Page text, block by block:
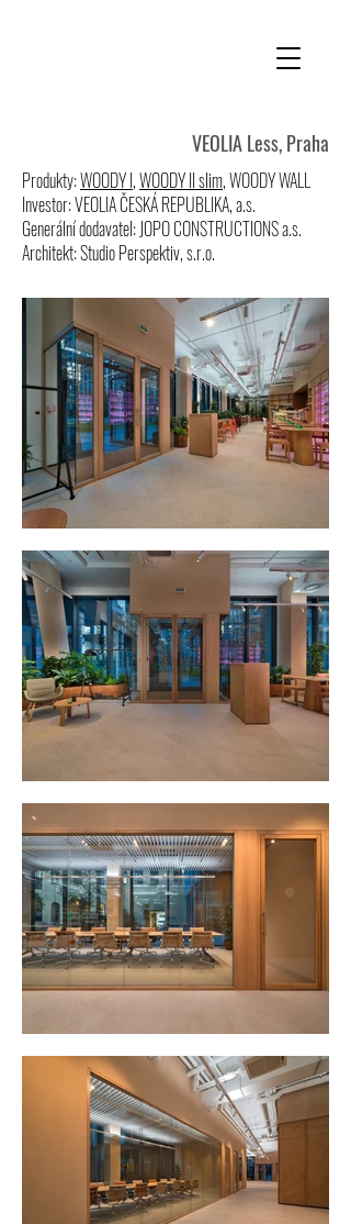
VEOLIA Less, Praha
Produkty:WOODY I,WOODY II slim,WOODY WALL
Investor:VEOLIA ČESKÁ REPUBLIKA, a.s.
Generální dodavatel: JOPO CONSTRUCTIONS a.s.
Architekt: Studio Perspektiv, s.r.o.